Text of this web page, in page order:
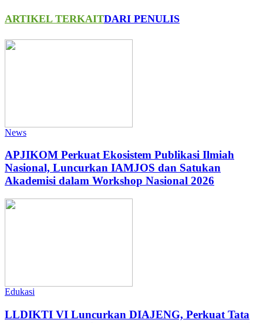
ARTIKEL TERKAITDARI PENULIS
News
APJIKOM Perkuat Ekosistem Publikasi Ilmiah
Nasional, Luncurkan IAMJOS dan Satukan
Akademisi dalam Workshop Nasional 2026
Edukasi
LLDIKTI VI Luncurkan DIAJENG, Perkuat Tata